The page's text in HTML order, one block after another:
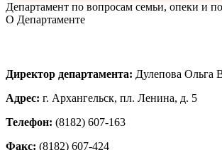
Департамент по вопросам семьи, опеки и
О Департаменте
Директор департамента: Дулепова Ольга
Адрес: г. Архангельск, пл. Ленина, д. 5
Телефон: (8182) 607-163
Факс: (8182) 607-424